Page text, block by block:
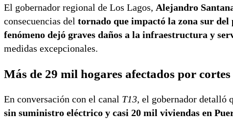
El gobernador regional de Los Lagos, Alejandro
consecuencias del tornado que impactó la zona sur del
fenómeno dejó graves daños a la infraestructura y
medidas excepcionales.
Más de 29 mil hogares afectados por
En conversación con el canal T13, el gobernador detalló
sin suministro eléctrico y casi 20 mil viviendas en